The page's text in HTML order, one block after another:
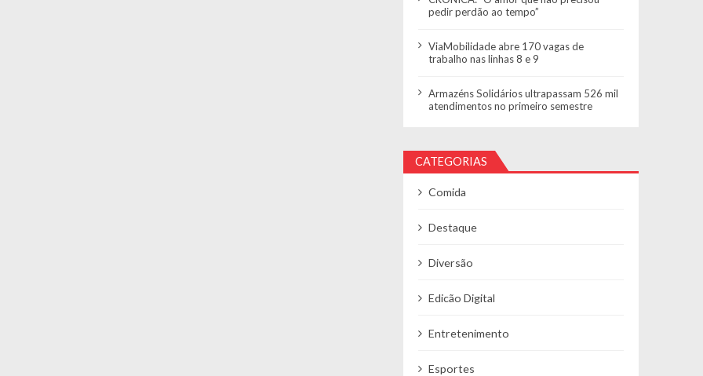
pedir perdão ao tempo”
ViaMobilidade abre 170 vagas de
trabalho nas linhas 8 e 9
Armazéns Solidários ultrapassam 526 mil
atendimentos no primeiro semestre
CATEGORIAS
Comida
Destaque
Diversão
Edicão Digital
Entretenimento
Esportes